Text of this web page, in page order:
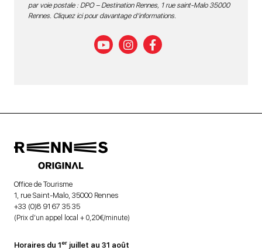
par voie postale : DPO – Destination Rennes, 1 rue saint-Malo 35000
Rennes. Cliquez ici pour davantage d’informations.
Office de Tourisme
1, rue Saint-Malo, 35000 Rennes
+33 (0)8 91 67 35 35
(Prix d’un appel local + 0,20€/minute)
Horaires du 1er juillet au 31 août